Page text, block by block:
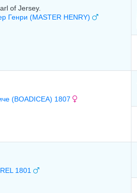
of Jersey.
Генри (MASTER HENRY)
(BOADICEA) 1807
1801